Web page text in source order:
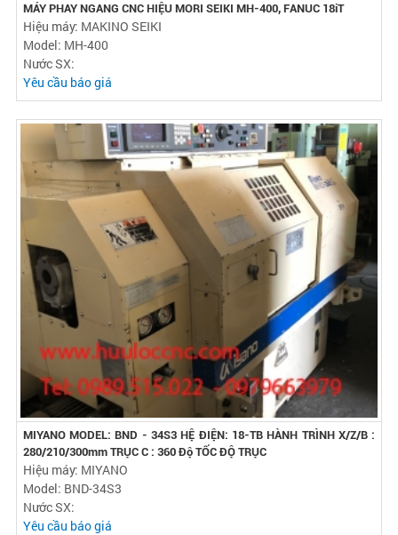
MÁY PHAY NGANG CNC HIỆU MORI SEIKI MH-400, FANUC 18iT
Hiệu máy: MAKINO SEIKI
Model: MH-400
Nước SX:
Yêu cầu báo giá
MIYANO MODEL: BND - 34S3 HỆ ĐIỆN: 18-TB HÀNH TRÌNH X/Z/B :
280/210/300mm TRỤC C : 360 Độ TỐC ĐỘ TRỤC
Hiệu máy: MIYANO
Model: BND-34S3
Nước SX:
Yêu cầu báo giá